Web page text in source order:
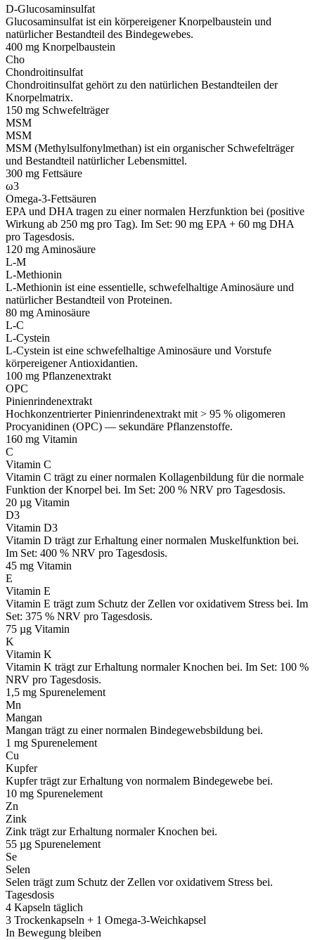
D-Glucosaminsulfat
Glucosaminsulfat ist ein körpereigener Knorpelbaustein und
natürlicher Bestandteil des Bindegewebes.
400 mg Knorpelbaustein
Cho
Chondroitinsulfat
Chondroitinsulfat gehört zu den natürlichen Bestandteilen der
Knorpelmatrix.
150 mg Schwefelträger
MSM
MSM
MSM (Methylsulfonylmethan) ist ein organischer Schwefelträger
und Bestandteil natürlicher Lebensmittel.
300 mg Fettsäure
ω3
Omega-3-Fettsäuren
EPA und DHA tragen zu einer normalen Herzfunktion bei (positive
Wirkung ab 250 mg pro Tag). Im Set: 90 mg EPA + 60 mg DHA
pro Tagesdosis.
120 mg Aminosäure
L-M
L-Methionin
L-Methionin ist eine essentielle, schwefelhaltige Aminosäure und
natürlicher Bestandteil von Proteinen.
80 mg Aminosäure
L-C
L-Cystein
L-Cystein ist eine schwefelhaltige Aminosäure und Vorstufe
körpereigener Antioxidantien.
100 mg Pflanzenextrakt
OPC
Pinienrindenextrakt
Hochkonzentrierter Pinienrindenextrakt mit > 95 % oligomeren
Procyanidinen (OPC) — sekundäre Pflanzenstoffe.
160 mg Vitamin
C
Vitamin C
Vitamin C trägt zu einer normalen Kollagenbildung für die normale
Funktion der Knorpel bei. Im Set: 200 % NRV pro Tagesdosis.
20 µg Vitamin
D3
Vitamin D3
Vitamin D trägt zur Erhaltung einer normalen Muskelfunktion bei.
Im Set: 400 % NRV pro Tagesdosis.
45 mg Vitamin
E
Vitamin E
Vitamin E trägt zum Schutz der Zellen vor oxidativem Stress bei. Im
Set: 375 % NRV pro Tagesdosis.
75 µg Vitamin
K
Vitamin K
Vitamin K trägt zur Erhaltung normaler Knochen bei. Im Set: 100 %
NRV pro Tagesdosis.
1,5 mg Spurenelement
Mn
Mangan
Mangan trägt zu einer normalen Bindegewebsbildung bei.
1 mg Spurenelement
Cu
Kupfer
Kupfer trägt zur Erhaltung von normalem Bindegewebe bei.
10 mg Spurenelement
Zn
Zink
Zink trägt zur Erhaltung normaler Knochen bei.
55 µg Spurenelement
Se
Selen
Selen trägt zum Schutz der Zellen vor oxidativem Stress bei.
Tagesdosis
4 Kapseln täglich
3 Trockenkapseln + 1 Omega-3-Weichkapsel
In Bewegung bleiben